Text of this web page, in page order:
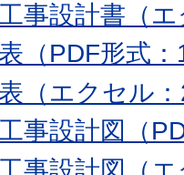
事設計書（
（PDF形式
（エクセル
事設計図（